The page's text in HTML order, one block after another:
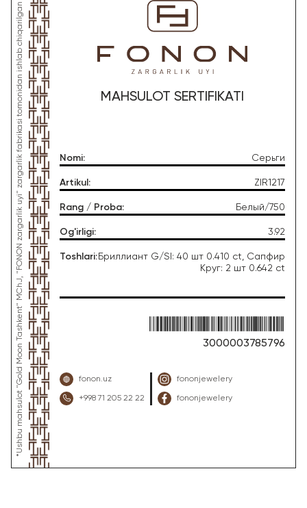
*Ushbu mahsulot "Gold Moon Tashkent" MChJ, "FONON zargarlik uyi" zargarlik fabrikasi tomonidan ishlab chiqarilgan MAHSULOT SERTIFIKATI
Nomi: Серьги
Artikul : ZIR1217
Rang / Proba: Белый/750
Og'irligi: 3.92
Toshlari: Бриллиант G/SI: 40 шт 0.410 ct, Сапфир
Круг: 2 шт 0.642 ct
3000003785796
fonon.uz
+998 71 205 22 22
fononjewelery
fononjewelery